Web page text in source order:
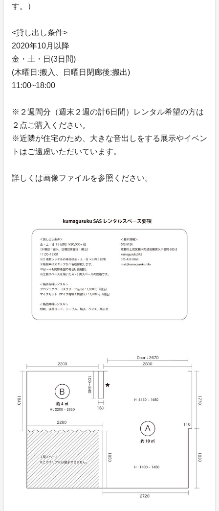
す。）
<貸し出し条件>
2020年10月以降
金・土・日(3日間)
(木曜日:搬入、日曜日閉廊後:搬出)
11:00~18:00
※２週間分（週末２週の計6日間）レンタル希望の方は
２点ご購入ください。
※近隣が住宅のため、大きな音出しをする展示やイベン
トはご遠慮いただいています。
詳しくは画像ファイルを参照ください。